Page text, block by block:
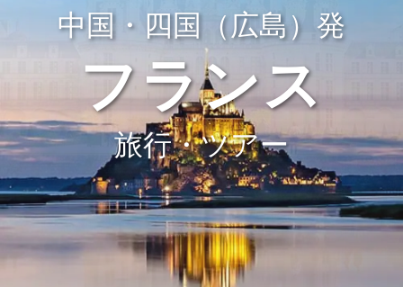
中国・四国（広島）発
フランス
旅行・ツアー